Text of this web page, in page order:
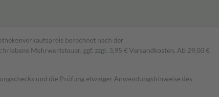
berechnet nach der
Mehrwertsteuer, ggf. zzgl. 3,95 € Versandkosten. Ab 29,00 €
und die Prüfung etwaiger Anwendungshinweise des